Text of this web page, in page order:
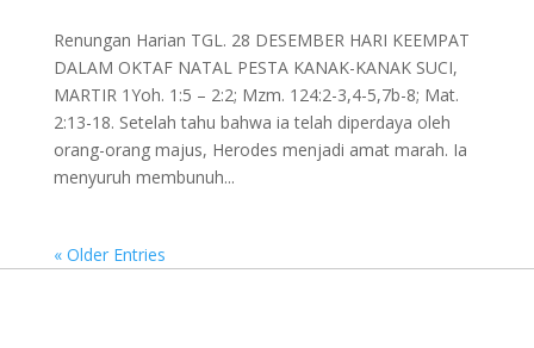
Renungan Harian TGL. 28 DESEMBER HARI KEEMPAT
DALAM OKTAF NATAL PESTA KANAK-KANAK SUCI,
MARTIR 1Yoh. 1:5 – 2:2; Mzm. 124:2-3,4-5,7b-8; Mat.
2:13-18. Setelah tahu bahwa ia telah diperdaya oleh
orang-orang majus, Herodes menjadi amat marah. Ia
menyuruh membunuh...
« Older Entries